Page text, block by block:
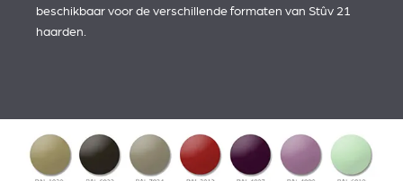
beschikbaar voor de verschillende formaten van Stûv 21
haarden.